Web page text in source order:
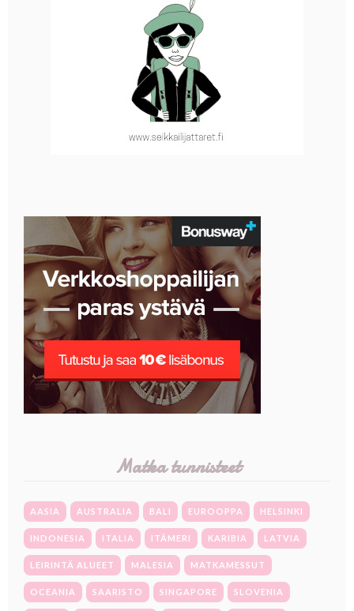
Matka tunnisteet
AASIA AUSTRALIA BALI EUROOPPA HELSINKI
INDONESIA ITALIA ITÄMERI KARIBIA LATVIA
LEIRINTÄ ALUEET MALESIA MATKAMESSUT
OCEANIA SAARISTO SINGAPORE SLOVENIA